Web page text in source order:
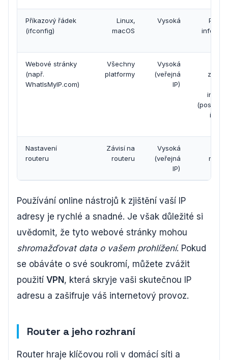
Příkazový řádek
(ifconfig)
Linux,
macOS
Vysoká
Webové stránky
(např.
WhatIsMyIP.com)
Všechny
platformy
Vysoká
(veřejná
IP)
Nastavení
routeru
Závisí na
routeru
Vysoká
(veřejná
IP)
Používání online nástrojů k zjištění vaší IP
adresy je rychlé a snadné. Je však důležité si
uvědomit, že tyto webové stránky mohou
shromažďovat data o vašem prohlížení. Pokud
se obáváte o své soukromí, můžete zvážit
použití VPN, která skryje vaši skutečnou IP
adresu a zašifruje váš internetový provoz.
Router a jeho rozhraní
Router hraje klíčovou roli v domácí síti a